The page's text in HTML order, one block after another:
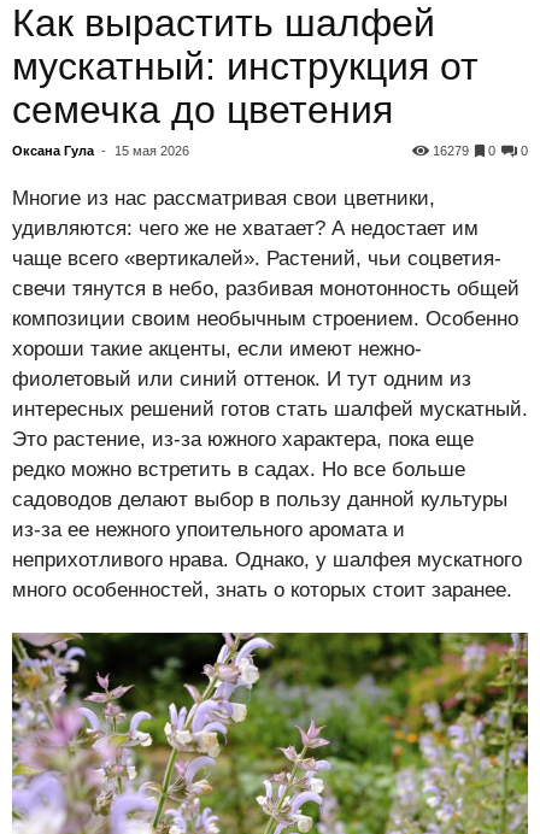
Как вырастить шалфей
мускатный: инструкция от
семечка до цветения
Оксана Гула - 15 мая 2026 0
0
16279
Многие из нас рассматривая свои цветники,
удивляются: чего же не хватает? А недостает им
чаще всего «вертикалей». Растений, чьи соцветия-
свечи тянутся в небо, разбивая монотонность общей
композиции своим необычным строением. Особенно
хороши такие акценты, если имеют нежно-
фиолетовый или синий оттенок. И тут одним из
интересных решений готов стать шалфей мускатный.
Это растение, из-за южного характера, пока еще
редко можно встретить в садах. Но все больше
садоводов делают выбор в пользу данной культуры
из-за ее нежного упоительного аромата и
неприхотливого нрава. Однако, у шалфея мускатного
много особенностей, знать о которых стоит заранее.